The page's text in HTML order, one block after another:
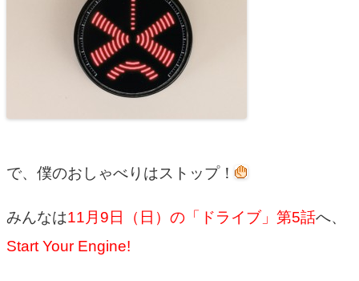
で、僕のおしゃべりはストップ！
みんなは11月9日（日）の「ドライブ」第5話へ、
Start Your Engine!